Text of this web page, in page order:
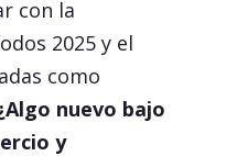
con la
2025 y el
como
nuevo bajo
y